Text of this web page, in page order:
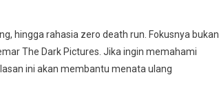
hingga rahasia zero death run. Fokusnya bukan
The Dark Pictures. Jika ingin memahami
ini akan membantu menata ulang